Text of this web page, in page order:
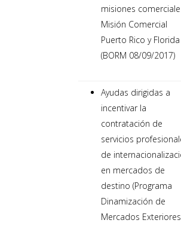
misiones
Misión Comercial
Puerto Rico y Florida
(BORM 08/09/2017)
Ayudas dirigidas a
incentivar la
contratación de
servicios
de
en mercados de
destino (Programa
Dinamización de
Mercados Exteriores